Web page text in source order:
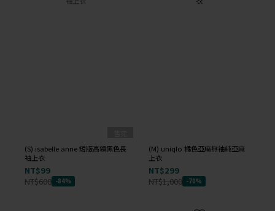
(S) isabelle anne 短版高領黑色長
袖上衣
NT$99
NT$600 -84%
(M) uniqlo 橘色亞麻無袖純亞麻
上衣
NT$299
NT$1,000 -70%